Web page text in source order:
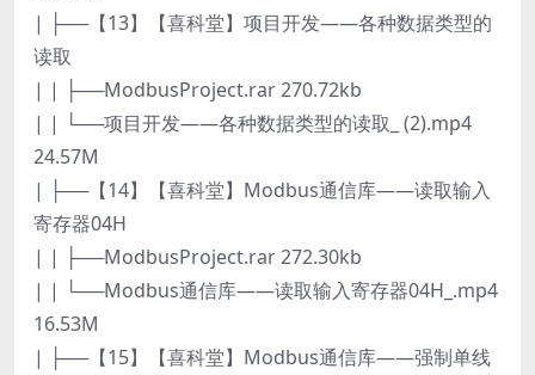
| ├──【13】【喜科堂】项目开发——各种数据类型的
读取
| | ├──ModbusProject.rar 270.72kb
| | └──项目开发——各种数据类型的读取_ (2).mp4
24.57M
| ├──【14】【喜科堂】Modbus通信库——读取输入
寄存器04H
| | ├──ModbusProject.rar 272.30kb
| | └──Modbus通信库——读取输入寄存器04H_.mp4
16.53M
| ├──【15】【喜科堂】Modbus通信库——强制单线